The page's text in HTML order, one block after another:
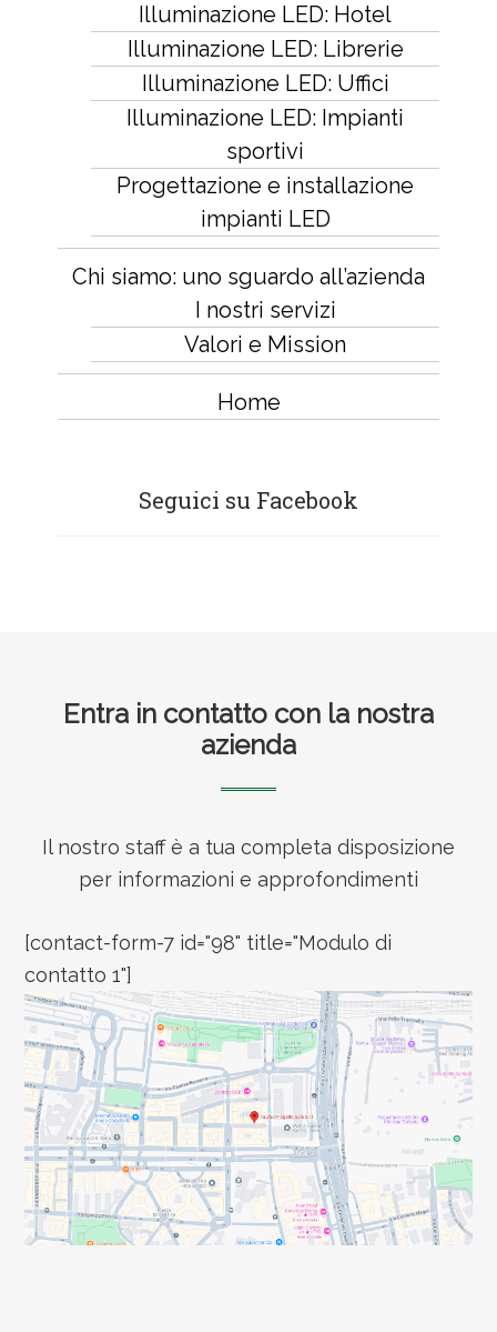
Illuminazione LED: Hotel
Illuminazione LED: Librerie
Illuminazione LED: Uffici
Illuminazione LED: Impianti
sportivi
Progettazione e installazione
impianti LED
Chi siamo: uno sguardo all’azienda
I nostri servizi
Valori e Mission
Home
Seguici su Facebook
FooterEntra in contatto con la nostra
azienda
Il nostro staff è a tua completa disposizione
per informazioni e approfondimenti
[contact-form-7 id="98" title="Modulo di
contatto 1"]